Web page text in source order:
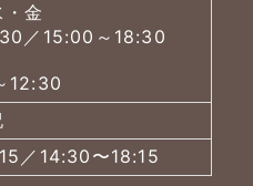
・金
／15:00～18:30
／14:30〜18:15